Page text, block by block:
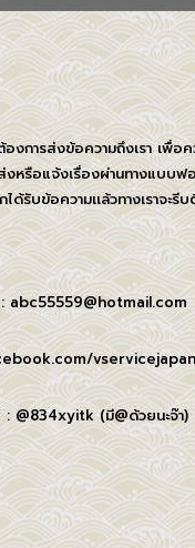
งการส่งข้อความถึงเรา เพื่อ
งหรือแจ้งเรื่องผ่านทางแบบ
ได้รับข้อความเเล้วทางเราจะ
abc55559@hotmail.com
: @834xyitk (มี@ด้วยนะจ๊า)